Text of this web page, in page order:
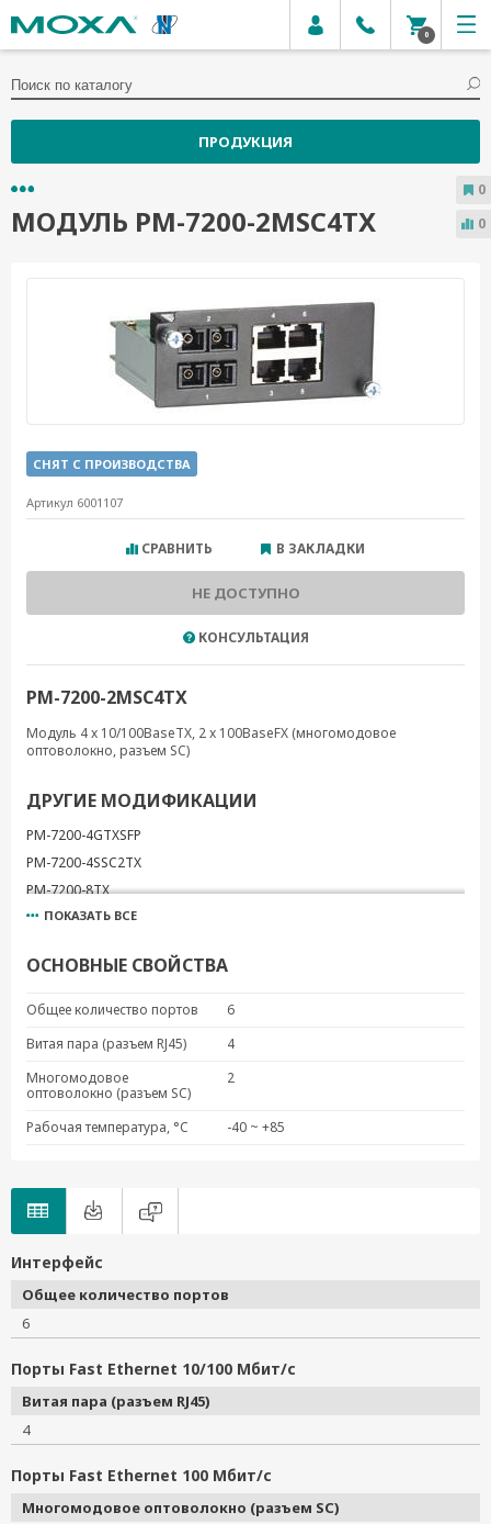
0
ПРОДУКЦИЯ
МОДУЛЬ PM-7200-2MSC4TX
СНЯТ С ПРОИЗВОДСТВА
Артикул 6001107
СРАВНИТЬ В ЗАКЛАДКИ
НЕ ДОСТУПНО
КОНСУЛЬТАЦИЯ
PM-7200-2MSC4TX
Модуль 4 x 10/100BaseTX, 2 x 100BaseFX (многомодовое
оптоволокно, разъем SC)
ДРУГИЕ МОДИФИКАЦИИ
PM-7200-4GTXSFP
PM-7200-4SSC2TX
PM-7200-8TX
PM-7200-2GTXSFP
PM-7200-6MST
PM-7200-4MSC2TX
PM-7200-2MST4TX
PM-7200-2SSC4TX
PM-7200-2MST
PM-7200-1MSC
PM-7200-1MST
PM-7200-4M12
PM-7200-8MTRJ
ПОКАЗАТЬ ВСЕ
ОСНОВНЫЕ СВОЙСТВА
Общее количество портов
6
Витая пара (разъем RJ45)
4
Многомодовое
оптоволокно (разъем SC)
2
Рабочая температура, °C -40 ~ +85
Интерфейс
Общее количество портов
6
Порты Fast Ethernet 10/100 Мбит/с
Витая пара (разъем RJ45)
4
Порты Fast Ethernet 100 Мбит/с
Многомодовое оптоволокно (разъем SC)
0
0